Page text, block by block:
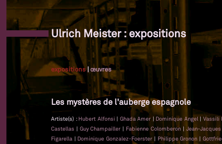
Ulrich Meister : expositions
expositions|œuvres
Les mystères de l'auberge espagnole
Artiste(s) : Hubert Alfonsi | Ghada Amer | Dominique Angel | Vassili
Castellas | Guy Champailler | Fabienne Colomberon | Jean-
Figarella | Dominique Gonzalez-Foerster | Philippe Gronon |